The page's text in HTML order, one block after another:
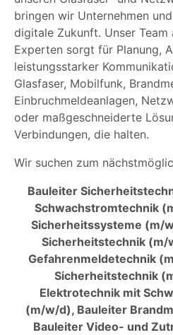
bringen wir Unternehmen
digitale Zukunft. Unser Team
Experten sorgt für Planung,
leistungsstarker
Glasfaser, Mobilfunk,
Einbruchmeldeanlagen,
oder maßgeschneiderte
Verbindungen, die halten.
Wir suchen zum
Bauleiter
Schwachstromtechnik
Sicherheitssysteme (m/
Sicherheitstechnik (m/
Gefahrenmeldetechnik
Sicherheitstechnik
Elektrotechnik mit
(m/w/d), Bauleiter
Bauleiter Video- und